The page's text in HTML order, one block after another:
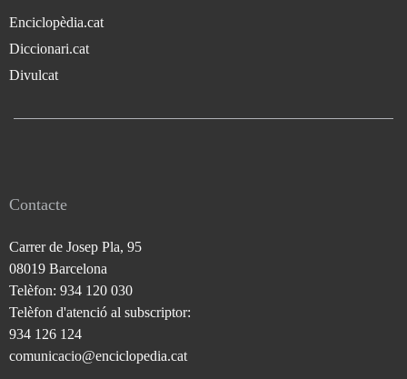
Enciclopèdia.cat
Diccionari.cat
Divulcat
Contacte
Carrer de Josep Pla, 95
08019 Barcelona
Telèfon: 934 120 030
Telèfon d'atenció al subscriptor:
934 126 124
comunicacio@enciclopedia.cat